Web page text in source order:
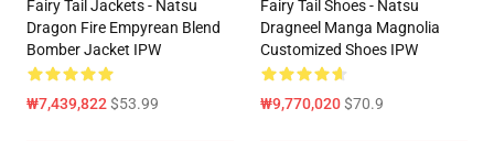
Fairy Tail Jackets - Natsu
Dragon Fire Empyrean Blend
Bomber Jacket IPW
₩7,439,822$53.99
Fairy Tail Shoes - Natsu
Dragneel Manga Magnolia
Customized Shoes IPW
₩9,770,020$70.9